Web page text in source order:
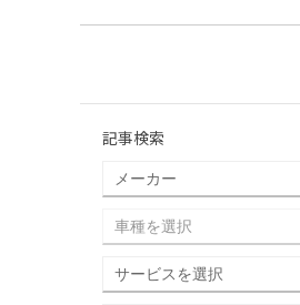
記事検索